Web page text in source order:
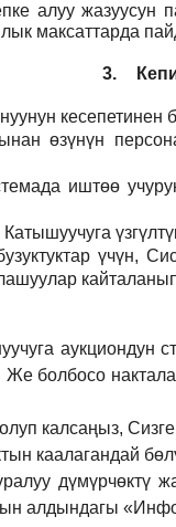
алуу жазуусун
максаттарда
3.
кесепетинен
өзүнүн
иштөө
үчүн,
Же болбосо
калсаңыз,
каалагандай
алдындагы